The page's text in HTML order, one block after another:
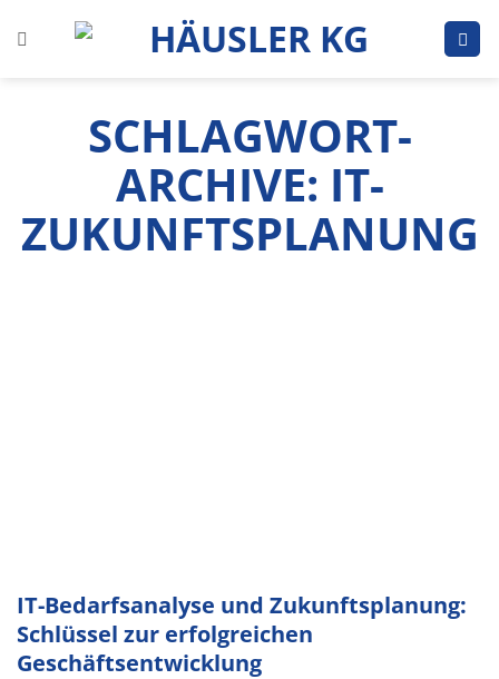
Inhalt
SCHLAGWORT-
ARCHIVE: IT-
ZUKUNFTSPLANUNG
IT-Bedarfsanalyse und Zukunftsplanung:
Schlüssel zur erfolgreichen
Geschäftsentwicklung